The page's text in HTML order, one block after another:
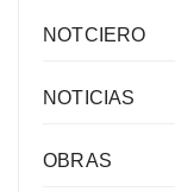
NOTCIERO
NOTICIAS
OBRAS